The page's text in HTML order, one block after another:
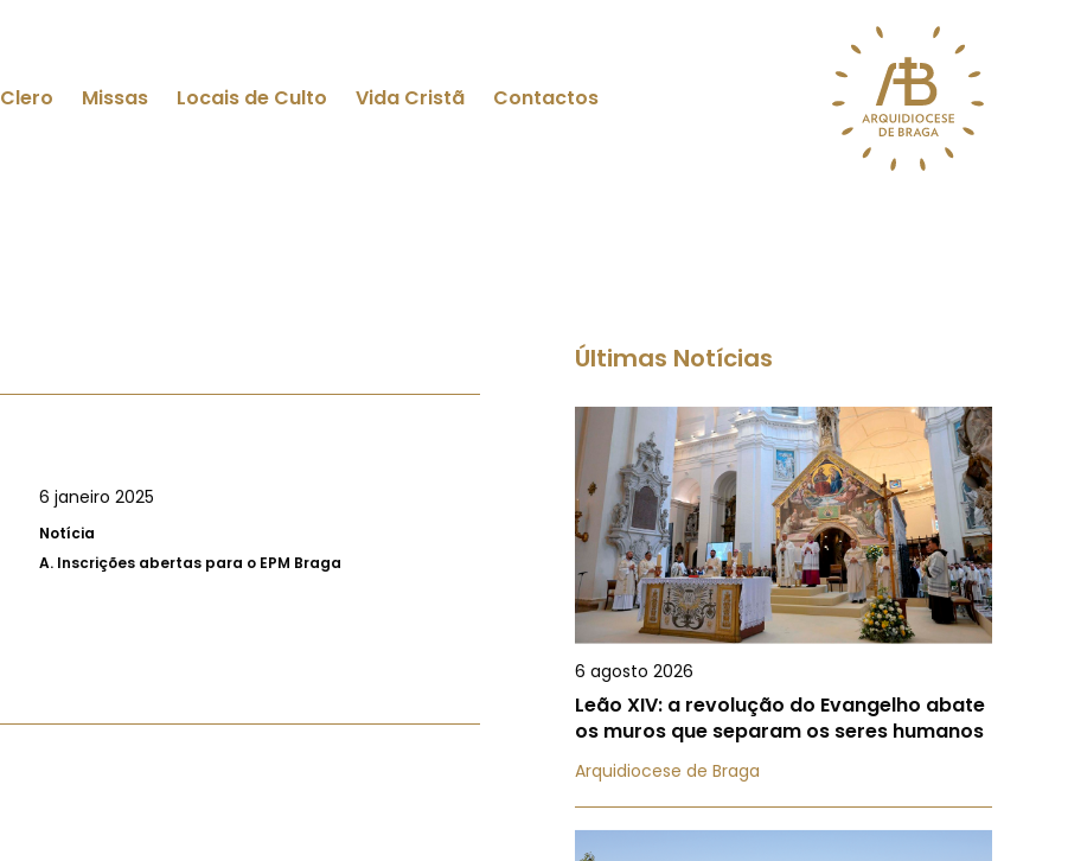
Clero Missas Locais de Culto Vida Cristã Contactos
6 janeiro 2025
Notícia
A. Inscrições abertas para o EPM Braga
Últimas Notícias
6 agosto 2026
Leão XIV: a revolução do Evangelho abate
os muros que separam os seres humanos
Arquidiocese de Braga